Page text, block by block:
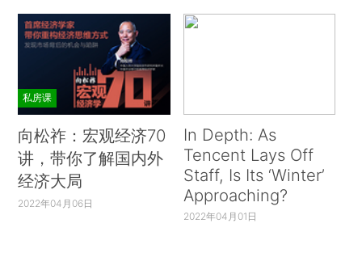
私房课
向松祚：宏观经济70
讲，带你了解国内外
经济大局
2022年04月06日
In Depth: As
Tencent Lays Off
Staff, Is Its ‘Winter’
Approaching?
2022年04月01日